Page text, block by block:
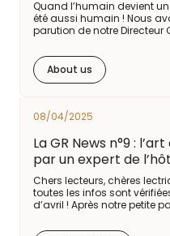
Quand l’humain devient
été aussi humain ! Nous
parution de notre Directeur
About us
08/04/2025
La GR News n°9 :
par un expert de
Chers lecteurs, chères
toutes les infos sont
d’avril ! Après notre petite